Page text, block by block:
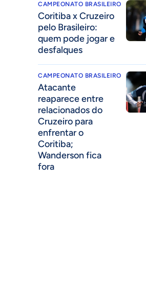
CAMPEONATO BRASILEIRO
Coritiba x Cruzeiro
pelo Brasileiro:
quem pode jogar e
desfalques
CAMPEONATO BRASILEIRO
Atacante
reaparece entre
relacionados do
Cruzeiro para
enfrentar o
Coritiba;
Wanderson fica
fora